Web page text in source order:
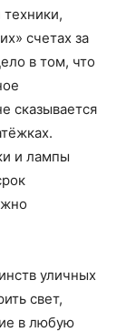
счетах за
в том, что
сказывается
и лампы
уличных
свет,
в любую